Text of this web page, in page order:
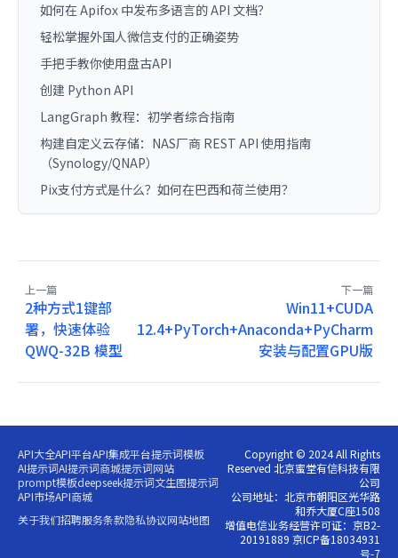
如何在 Apifox 中发布多语言的 API 文档？
轻松掌握外国人微信支付的正确姿势
手把手教你使用盘古API
创建 Python API
LangGraph 教程：初学者综合指南
构建自定义云存储：NAS厂商 REST API 使用指南
（Synology/QNAP）
Pix支付方式是什么？如何在巴西和荷兰使用？
上一篇
2种方式1键部
署，快速体验
QWQ-32B 模型
下一篇
Win11+CUDA
12.4+PyTorch+Anaconda+PyCharm
安装与配置GPU版
API大全API平台API集成平台提示词模板
AI提示词AI提示词商城提示词网站
prompt模板deepseek提示词文生图提示词
API市场API商城
关于我们招聘服务条款隐私协议网站地图
Copyright © 2024 All Rights
Reserved 北京蜜堂有信科技有限
公司
公司地址：北京市朝阳区光华路
和乔大厦C座1508
增值电信业务经营许可证：京B2-
20191889 京ICP备18034931
号-7